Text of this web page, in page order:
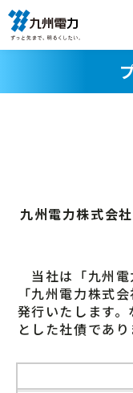
九州電力株式会
当社は「九州電
「九州電力株式
発行いたします
とした社債であり